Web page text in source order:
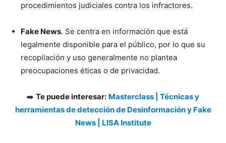
procedimientos judiciales contra los infractores.
Fake News. Se centra en información que está
legalmente disponible para el público, por lo que su
recopilación y uso generalmente no plantea
preocupaciones éticas o de privacidad.
➡️ Te puede interesar: Masterclass | Técnicas y
herramientas de detección de Desinformación y Fake
News | LISA Institute